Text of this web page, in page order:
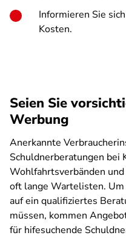
Informieren Sie
Kosten.
Seien Sie
Werbung
Anerkannte
Schuldnerberatungen bei
Wohlfahrtsverbänden
oft lange Wartelisten.
auf ein qualifiziertes
müssen, kommen
für hifesuchende